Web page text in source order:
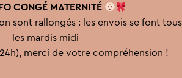
CONGÉ MATERNITÉ
sont rallongés : les envois se font tous
les mardis midi
merci de votre compréhension !